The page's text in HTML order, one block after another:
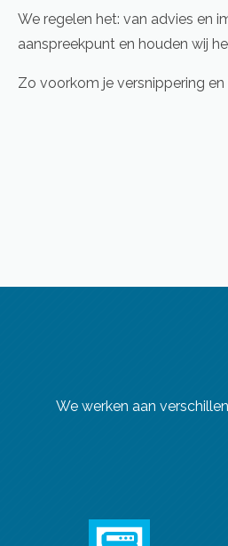
We regelen het: van advies en
aanspreekpunt en houden wij
Zo voorkom je versnippering en
We werken aan